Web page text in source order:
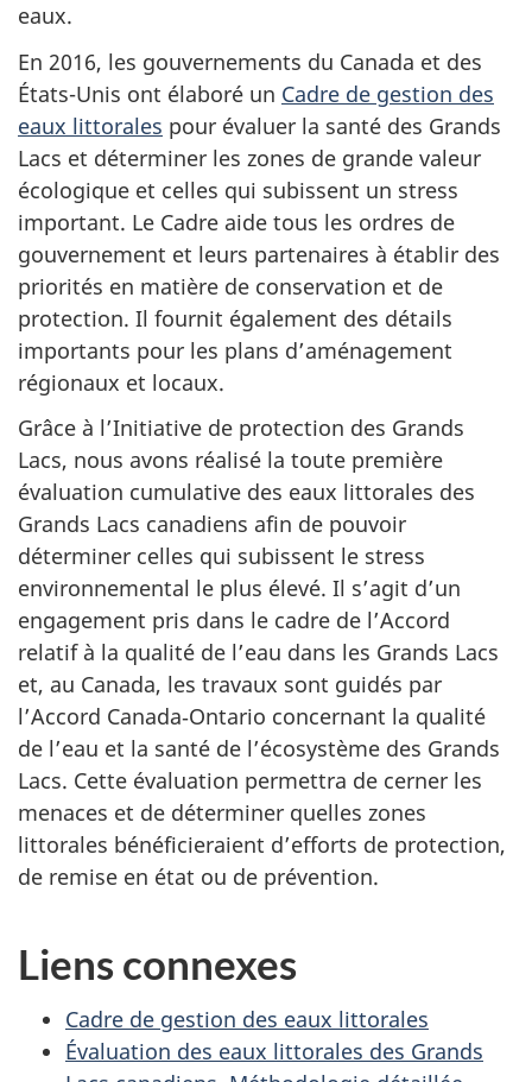
eaux.
En 2016, les gouvernements du Canada et des
États-Unis ont élaboré un Cadre de gestion des
eaux littorales pour évaluer la santé des Grands
Lacs et déterminer les zones de grande valeur
écologique et celles qui subissent un stress
important. Le Cadre aide tous les ordres de
gouvernement et leurs partenaires à établir des
priorités en matière de conservation et de
protection. Il fournit également des détails
importants pour les plans d’aménagement
régionaux et locaux.
Grâce à l’Initiative de protection des Grands
Lacs, nous avons réalisé la toute première
évaluation cumulative des eaux littorales des
Grands Lacs canadiens afin de pouvoir
déterminer celles qui subissent le stress
environnemental le plus élevé. Il s’agit d’un
engagement pris dans le cadre de l’Accord
relatif à la qualité de l’eau dans les Grands Lacs
et, au Canada, les travaux sont guidés par
l’Accord Canada‑Ontario concernant la qualité
de l’eau et la santé de l’écosystème des Grands
Lacs. Cette évaluation permettra de cerner les
menaces et de déterminer quelles zones
littorales bénéficieraient d’efforts de protection,
de remise en état ou de prévention.
Liens connexes
Cadre de gestion des eaux littorales
Évaluation des eaux littorales des Grands